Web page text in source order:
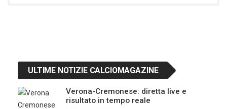
ULTIME NOTIZIE CALCIOMAGAZINE
Verona-Cremonese: diretta live e
risultato in tempo reale